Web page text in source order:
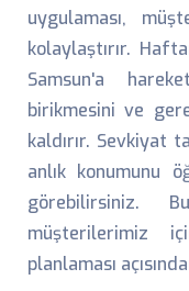
uygulaması,
kolaylaştırır.
Samsun'a
birikmesini ve
kaldırır. Sevkiyat
anlık konumunu
görebilirsiniz.
müşterilerimiz
planlaması